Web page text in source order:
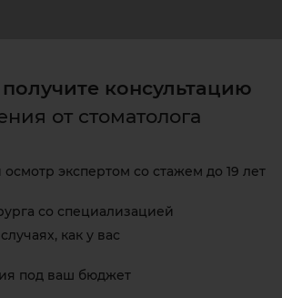
консультацию
от стоматолога
экспертом со стажем до 19 лет
со специализацией
как у вас
под ваш бюджет